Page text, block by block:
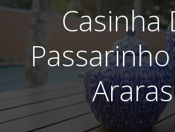
Casinha
Araras